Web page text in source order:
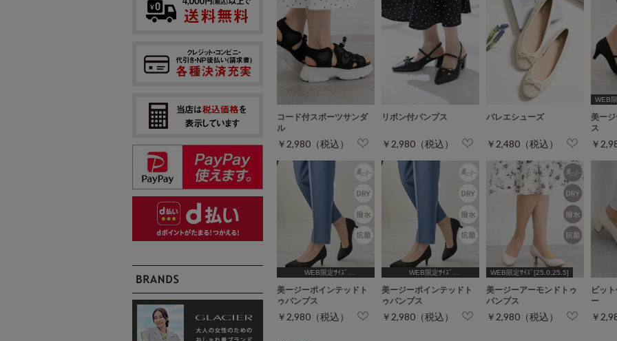
コード付スポーツサンダ
ル
￥2,980（税込）
リボン付パンプス
￥2,980（税込）
バレエシューズ
￥2,480（税込）
WEB
美ー
ス
￥
WEB限定ｻｲｽﾞ
美ージーポインテッドト
ゥパンプス
￥2,980（税込）
WEB限定ｻｲｽﾞ
美ージーポインテッドト
ゥパンプス
￥2,980（税込）
WEB限定ｻｲｽﾞ[25.0,25.5]
美ージーアーモンドトゥ
パンプス
￥2,980（税込）
ビッ
ー
￥